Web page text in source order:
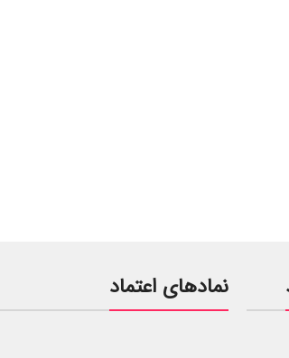
نمادهای اعتماد